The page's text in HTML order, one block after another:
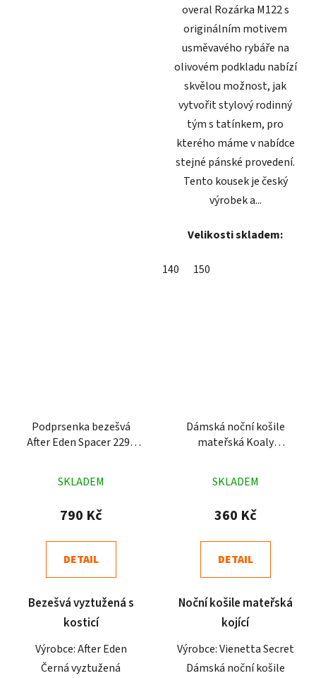
overal Rozárka M122 s
originálním motivem
usměvavého rybáře na
olivovém podkladu nabízí
skvělou možnost, jak
vytvořit stylový rodinný
tým s tatínkem, pro
kterého máme v nabídce
stejné pánské provedení.
Tento kousek je český
výrobek a...
Velikosti skladem:
140 150
Podprsenka bezešvá
After Eden Spacer 2295
hodnocení
produktu
5,0
z
hvězdiček.
SKLADEM
790 Kč
DETAIL
Bezešvá vyztužená s
kosticí
Výrobce: After Eden
Černá vyztužená
Dámská noční košile
mateřská Koaly
hodnocení
produktu
4,8
z
hvězdiček.
SKLADEM
360 Kč
DETAIL
Noční košile mateřská
kojící
Výrobce: Vienetta Secret
Dámská noční košile